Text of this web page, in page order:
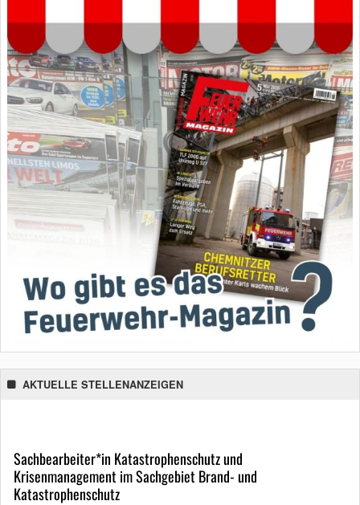
AKTUELLE STELLENANZEIGEN
Sachbearbeiter*in Katastrophenschutz und
Krisenmanagement im Sachgebiet Brand- und
Katastrophenschutz